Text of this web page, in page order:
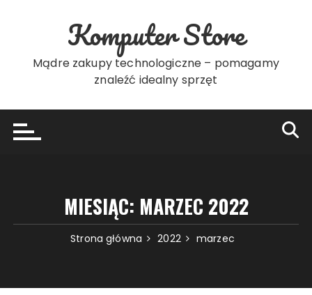
Komputer Store
Mądre zakupy technologiczne – pomagamy
znaleźć idealny sprzęt
MIESIĄC: MARZEC 2022
Strona główna 2022 marzec